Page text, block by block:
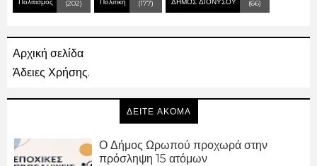
Πολιτισμός (202) Πολιτική (177) ΔΗΜΟΣ ΔΙΟΝΥΣΟΥ (66)
Αρχική σελίδα
Άδειες Χρήσης.
ΔΕΙΤΕ ΑΚΟΜΑ
Ο Δήμος Ωρωπού προχωρά στην
πρόσληψη 15 ατόμων